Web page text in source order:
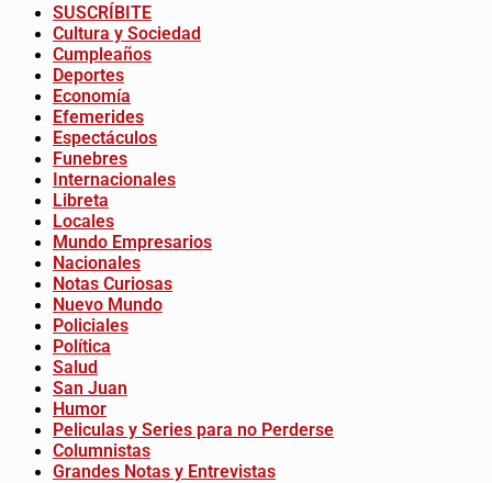
SUSCRÍBITE
Cultura y Sociedad
Cumpleaños
Deportes
Economía
Efemerides
Espectáculos
Funebres
Internacionales
Libreta
Locales
Mundo Empresarios
Nacionales
Notas Curiosas
Nuevo Mundo
Policiales
Política
Salud
San Juan
Humor
Peliculas y Series para no Perderse
Columnistas
Grandes Notas y Entrevistas